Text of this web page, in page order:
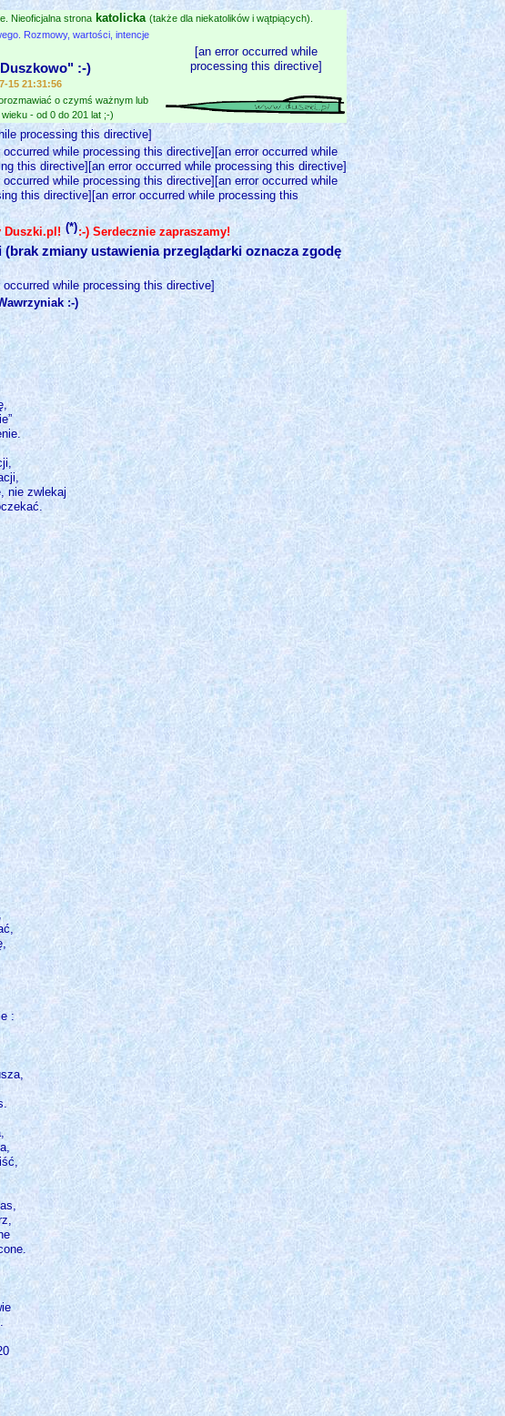
Nieoficjalna strona katolicka (także dla niekatolików i wątpiących).
Rozmowy, wartości, intencje
:-)
15 21:31:56
[an error occurred while
processing this directive]
o czymś ważnym lub
- od 0 do 201 lat ;-)
processing this directive]
while processing this directive][an error occurred while
this directive][an error occurred while processing this directive]
while processing this directive][an error occurred while
this directive][an error occurred while processing this
Duszki.pl! (*):-) Serdecznie zapraszamy!
zmiany ustawienia przeglądarki oznacza zgodę
while processing this directive]
:-)
nie zwlekaj
: